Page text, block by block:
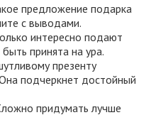
предложение подарка
с выводами.
интересно подают
принята на ура.
презенту
подчеркнет достойный
придумать лучше